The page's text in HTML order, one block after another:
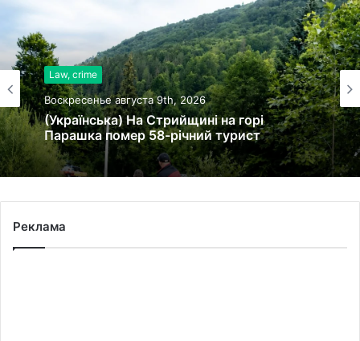
Law, crime
Воскресенье августа 9th, 2026
(Українська) На Стрийщині на горі
Парашка помер 58-річний турист
Реклама